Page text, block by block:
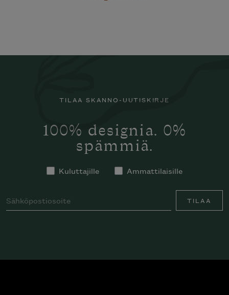
TILAA SKANNO-UUTISKIRJE
100% designia. 0%
spämmiä.
Kuluttajille Ammattilaisille
TILAA